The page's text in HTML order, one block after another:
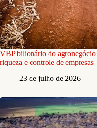
VBP bilionário do agronegócio
riqueza e controle de empresas
23 de julho de 2026